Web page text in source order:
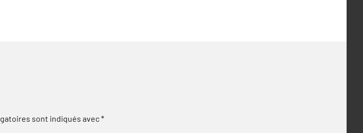
sont indiqués avec*